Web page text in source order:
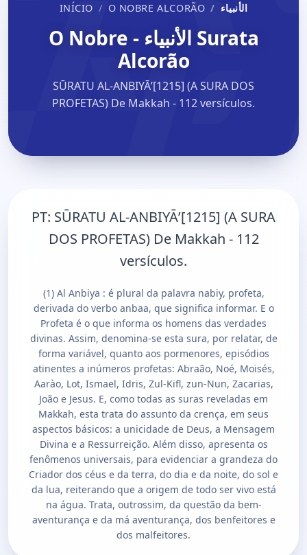
INÍCIO O NOBRE ALCORÃO الأنبياء
Surata الأنبياء - O Nobre
Alcorão
SŪRATU AL-ANBIYĀʼ[1215] (A SURA DOS
PROFETAS) De Makkah - 112 versículos.
PT: SŪRATU AL-ANBIYĀʼ[1215] (A SURA
DOS PROFETAS) De Makkah - 112
versículos.
(1) Al Anbiya : é plural da palavra nabiy, profeta,
derivada do verbo anbaa, que significa informar. E o
Profeta é o que informa os homens das verdades
divinas. Assim, denomina-se esta sura, por relatar, de
forma variável, quanto aos pormenores, episódios
atinentes a inúmeros profetas: Abraão, Noé, Moisés,
Aarào, Lot, Ismael, Idris, Zul-Kifl, zun-Nun, Zacarias,
João e Jesus. E, como todas as suras reveladas em
Makkah, esta trata do assunto da crença, em seus
aspectos básicos: a unicidade de Deus, a Mensagem
Divina e a Ressurreição. Além disso, apresenta os
fenômenos universais, para evidenciar a grandeza do
Criador dos céus e da terra, do dia e da noite, do sol e
da lua, reiterando que a origem de todo ser vivo está
na água. Trata, outrossim, da questão da bem-
aventurança e da má aventurança, dos benfeitores e
dos malfeitores.